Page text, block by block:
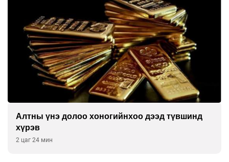
Алтны үнэ долоо хоногийнхоо дээд түвшинд
хүрэв
2 цаг 24 мин